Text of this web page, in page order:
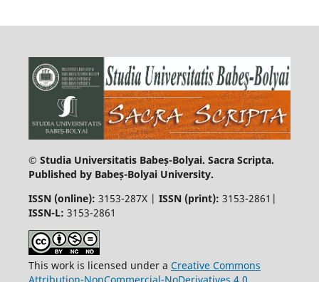
© Studia Universitatis Babeș-Bolyai. Sacra Scripta.
Published by Babeș-Bolyai University.
ISSN (online): 3153-287X | ISSN (print): 3153-2861|
ISSN-L: 3153-2861
This work is licensed under a Creative Commons